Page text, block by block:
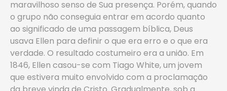
maravilhoso senso de Sua presença. Porém, quando
o grupo não conseguia entrar em acordo quanto
ao significado de uma passagem bíblica, Deus
usava Ellen para definir o que era erro e o que era
verdade. O resultado costumeiro era a união. Em
1846, Ellen casou-se com Tiago White, um jovem
que estivera muito envolvido com a proclamação